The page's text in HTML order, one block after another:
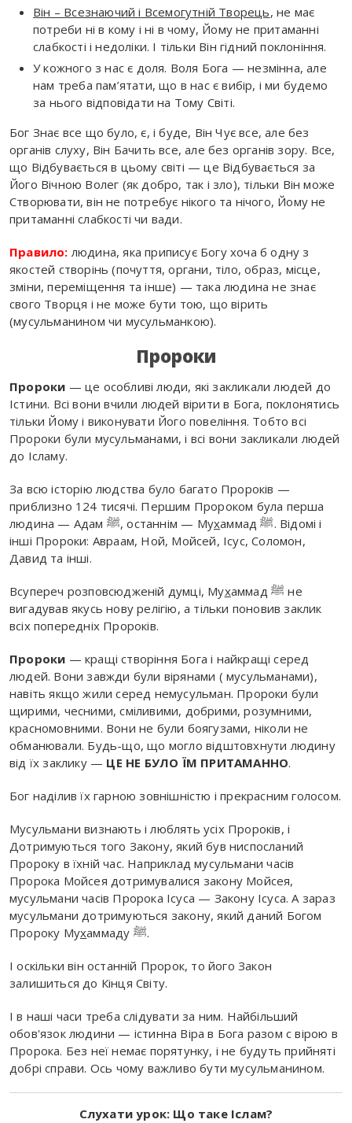
Він – Всезнаючий і Всемогутній Творець, не має
потреби ні в кому і ні в чому, Йому не притаманні
слабкості і недоліки. І тільки Він гідний поклоніння.
У кожного з нас є доля. Воля Бога — незмінна, але
нам треба пам’ятати, що в нас є вибір, і ми будемо
за нього відповідати на Тому Світі.
Бог Знає все що було, є, і буде, Він Чує все, але без
органів слуху, Він Бачить все, але без органів зору. Все,
що Відбувається в цьому світі — це Відбувається за
Його Вічною Волег (як добро, так і зло), тільки Він може
Створювати, він не потребує нікого та нічого, Йому не
притаманні слабкості чи вади.
Правило: людина, яка приписує Богу хоча б одну з
якостей створінь (почуття, органи, тіло, образ, місце,
зміни, переміщення та інше) — така людина не знає
свого Творця і не може бути тою, що вірить
(мусульманином чи мусульманкою).
Пророки
Пророки — це особливі люди, які закликали людей до
Істини. Всі вони вчили людей вірити в Бога, поклонятись
тільки Йому і виконувати Його повеління. Тобто всі
Пророки були мусульманами, і всі вони закликали людей
до Ісламу.
За всю історію людства було багато Пророків —
приблизно 124 тисячі. Першим Пророком була перша
людина — Адам ﷺ, останнім — Мухаммад ﷺ. Відомі і
інші Пророки: Авраам, Ной, Мойсей, Ісус, Соломон,
Давид та інші.
Всупереч розповсюдженій думці, Мухаммад ﷺ не
вигадував якусь нову релігію, а тільки поновив заклик
всіх попередніх Пророків.
Пророки — кращі створіння Бога і найкращі серед
людей. Вони завжди були вірянами ( мусульманами),
навіть якщо жили серед немусульман. Пророки були
щирими, чесними, сміливими, добрими, розумними,
красномовними. Вони не були боягузами, ніколи не
обманювали. Будь-що, що могло відштовхнути людину
від їх заклику — ЦЕ НЕ БУЛО ЇМ ПРИТАМАННО.
Бог наділив їх гарною зовнішністю і прекрасним голосом.
Мусульмани визнають і люблять усіх Пророків, і
Дотримуються того Закону, який був ниспосланий
Пророку в їхній час. Наприклад мусульмани часів
Пророка Мойсея дотримувалися закону Мойсея,
мусульмани часів Пророка Ісуса — Закону Ісуса. А зараз
мусульмани дотримуються закону, який даний Богом
Пророку Мух аммаду ﷺ.
І оскільки він останній Пророк, то його Закон
залишиться до Кінця Світу.
І в наші часи треба слідувати за ним. Найбільший
обов'язок людини — істинна Віра в Бога разом с вірою в
Пророка. Без неї немає порятунку, і не будуть прийняті
добрі справи. Ось чому важливо бути мусульманином.
Слухати урок: Що таке Іслам?